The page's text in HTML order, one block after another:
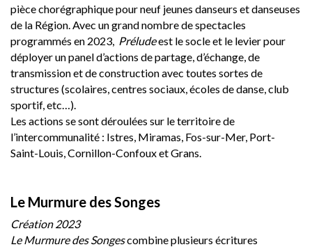
pièce chorégraphique pour neuf jeunes danseurs et danseuses
de la Région. Avec un grand nombre de spectacles
programmés en 2023, Préludeest le socle et le levier pour
déployer un panel d’actions de partage, d’échange, de
transmission et de construction avec toutes sortes de
structures (scolaires, centres sociaux, écoles de danse, club
sportif, etc…).
Les actions se sont déroulées sur le territoire de
l’intercommunalité : Istres, Miramas, Fos-sur-Mer, Port-
Saint-Louis, Cornillon-Confoux et Grans.
Le Murmure des Songes
Création 2023
Le Murmure des Songescombineplusieurs écritures